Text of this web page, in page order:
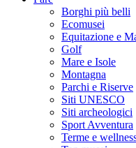
Borghi più belli
Ecomusei
Equitazione e
Golf
Mare e Isole
Montagna
Parchi e Riserve
Siti UNESCO
Siti archeologici
Sport Avventura
Terme e